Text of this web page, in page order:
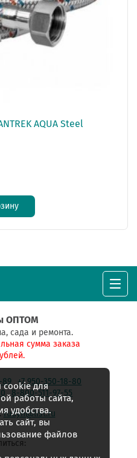
AQUA Steel
ОПТОМ
сада и ремонта.
сумма заказа
89
+7 950-350-18-80
8-800-511-97-55
rudyh@list.ru
для
работы сайта,
удобства.
сайт, вы
файлов